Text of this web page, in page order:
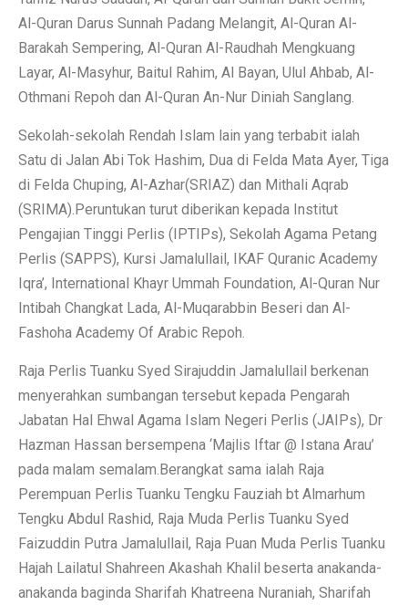
Al-Quran Darus Sunnah Padang Melangit, Al-Quran Al-
Barakah Sempering, Al-Quran Al-Raudhah Mengkuang
Layar, Al-Masyhur, Baitul Rahim, Al Bayan, Ulul Ahbab, Al-
Othmani Repoh dan Al-Quran An-Nur Diniah Sanglang.
Sekolah-sekolah Rendah Islam lain yang terbabit ialah
Satu di Jalan Abi Tok Hashim, Dua di Felda Mata Ayer, Tiga
di Felda Chuping, Al-Azhar(SRIAZ) dan Mithali Aqrab
(SRIMA).Peruntukan turut diberikan kepada Institut
Pengajian Tinggi Perlis (IPTIPs), Sekolah Agama Petang
Perlis (SAPPS), Kursi Jamalullail, IKAF Quranic Academy
Iqra’, International Khayr Ummah Foundation, Al-Quran Nur
Intibah Changkat Lada, Al-Muqarabbin Beseri dan Al-
Fashoha Academy Of Arabic Repoh.
Raja Perlis Tuanku Syed Sirajuddin Jamalullail berkenan
menyerahkan sumbangan tersebut kepada Pengarah
Jabatan Hal Ehwal Agama Islam Negeri Perlis (JAIPs), Dr
Hazman Hassan bersempena ‘Majlis Iftar @ Istana Arau’
pada malam semalam.Berangkat sama ialah Raja
Perempuan Perlis Tuanku Tengku Fauziah bt Almarhum
Tengku Abdul Rashid, Raja Muda Perlis Tuanku Syed
Faizuddin Putra Jamalullail, Raja Puan Muda Perlis Tuanku
Hajah Lailatul Shahreen Akashah Khalil beserta anakanda-
anakanda baginda Sharifah Khatreena Nuraniah, Sharifah